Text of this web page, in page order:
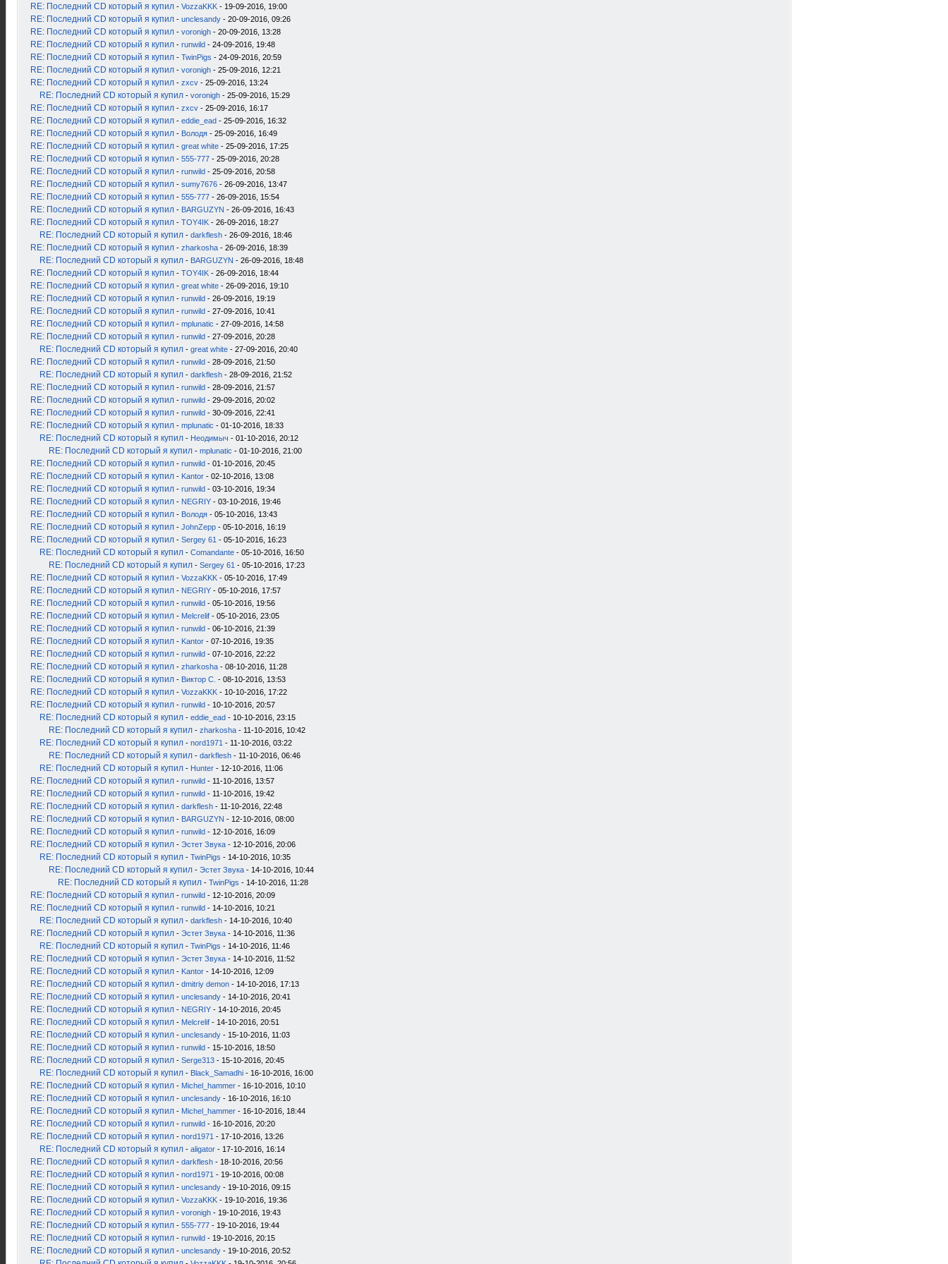
RE: Последний CD который я купил - VozzaKKK - 19-09-2016, 19:00
RE: Последний CD который я купил - unclesandy - 20-09-2016, 09:26
RE: Последний CD который я купил - voronigh - 20-09-2016, 13:28
RE: Последний CD который я купил - runwild - 24-09-2016, 19:48
RE: Последний CD который я купил - TwinPigs - 24-09-2016, 20:59
RE: Последний CD который я купил - voronigh - 25-09-2016, 12:21
RE: Последний CD который я купил - zxcv - 25-09-2016, 13:24
RE: Последний CD который я купил - voronigh - 25-09-2016, 15:29
RE: Последний CD который я купил - zxcv - 25-09-2016, 16:17
RE: Последний CD который я купил - eddie_ead - 25-09-2016, 16:32
RE: Последний CD который я купил - Володя - 25-09-2016, 16:49
RE: Последний CD который я купил - great white - 25-09-2016, 17:25
RE: Последний CD который я купил - 555-777 - 25-09-2016, 20:28
RE: Последний CD который я купил - runwild - 25-09-2016, 20:58
RE: Последний CD который я купил - sumy7676 - 26-09-2016, 13:47
RE: Последний CD который я купил - 555-777 - 26-09-2016, 15:54
RE: Последний CD который я купил - BARGUZYN - 26-09-2016, 16:43
RE: Последний CD который я купил - TOY4IK - 26-09-2016, 18:27
RE: Последний CD который я купил - darkflesh - 26-09-2016, 18:46
RE: Последний CD который я купил - zharkosha - 26-09-2016, 18:39
RE: Последний CD который я купил - BARGUZYN - 26-09-2016, 18:48
RE: Последний CD который я купил - TOY4IK - 26-09-2016, 18:44
RE: Последний CD который я купил - great white - 26-09-2016, 19:10
RE: Последний CD который я купил - runwild - 26-09-2016, 19:19
RE: Последний CD который я купил - runwild - 27-09-2016, 10:41
RE: Последний CD который я купил - mplunatic - 27-09-2016, 14:58
RE: Последний CD который я купил - runwild - 27-09-2016, 20:28
RE: Последний CD который я купил - great white - 27-09-2016, 20:40
RE: Последний CD который я купил - runwild - 28-09-2016, 21:50
RE: Последний CD который я купил - darkflesh - 28-09-2016, 21:52
RE: Последний CD который я купил - runwild - 28-09-2016, 21:57
RE: Последний CD который я купил - runwild - 29-09-2016, 20:02
RE: Последний CD который я купил - runwild - 30-09-2016, 22:41
RE: Последний CD который я купил - mplunatic - 01-10-2016, 18:33
RE: Последний CD который я купил - Неодимыч - 01-10-2016, 20:12
RE: Последний CD который я купил - mplunatic - 01-10-2016, 21:00
RE: Последний CD который я купил - runwild - 01-10-2016, 20:45
RE: Последний CD который я купил - Kantor - 02-10-2016, 13:08
RE: Последний CD который я купил - runwild - 03-10-2016, 19:34
RE: Последний CD который я купил - NEGRIY - 03-10-2016, 19:46
RE: Последний CD который я купил - Володя - 05-10-2016, 13:43
RE: Последний CD который я купил - JohnZepp - 05-10-2016, 16:19
RE: Последний CD который я купил - Sergey 61 - 05-10-2016, 16:23
RE: Последний CD который я купил - Comandante - 05-10-2016, 16:50
RE: Последний CD который я купил - Sergey 61 - 05-10-2016, 17:23
RE: Последний CD который я купил - VozzaKKK - 05-10-2016, 17:49
RE: Последний CD который я купил - NEGRIY - 05-10-2016, 17:57
RE: Последний CD который я купил - runwild - 05-10-2016, 19:56
RE: Последний CD который я купил - Melcrelif - 05-10-2016, 23:05
RE: Последний CD который я купил - runwild - 06-10-2016, 21:39
RE: Последний CD который я купил - Kantor - 07-10-2016, 19:35
RE: Последний CD который я купил - runwild - 07-10-2016, 22:22
RE: Последний CD который я купил - zharkosha - 08-10-2016, 11:28
RE: Последний CD который я купил - Виктор С. - 08-10-2016, 13:53
RE: Последний CD который я купил - VozzaKKK - 10-10-2016, 17:22
RE: Последний CD который я купил - runwild - 10-10-2016, 20:57
RE: Последний CD который я купил - eddie_ead - 10-10-2016, 23:15
RE: Последний CD который я купил - zharkosha - 11-10-2016, 10:42
RE: Последний CD который я купил - nord1971 - 11-10-2016, 03:22
RE: Последний CD который я купил - darkflesh - 11-10-2016, 06:46
RE: Последний CD который я купил - Hunter - 12-10-2016, 11:06
RE: Последний CD который я купил - runwild - 11-10-2016, 13:57
RE: Последний CD который я купил - runwild - 11-10-2016, 19:42
RE: Последний CD который я купил - darkflesh - 11-10-2016, 22:48
RE: Последний CD который я купил - BARGUZYN - 12-10-2016, 08:00
RE: Последний CD который я купил - runwild - 12-10-2016, 16:09
RE: Последний CD который я купил - Эстет Звука - 12-10-2016, 20:06
RE: Последний CD который я купил - TwinPigs - 14-10-2016, 10:35
RE: Последний CD который я купил - Эстет Звука - 14-10-2016, 10:44
RE: Последний CD который я купил - TwinPigs - 14-10-2016, 11:28
RE: Последний CD который я купил - runwild - 12-10-2016, 20:09
RE: Последний CD который я купил - runwild - 14-10-2016, 10:21
RE: Последний CD который я купил - darkflesh - 14-10-2016, 10:40
RE: Последний CD который я купил - Эстет Звука - 14-10-2016, 11:36
RE: Последний CD который я купил - TwinPigs - 14-10-2016, 11:46
RE: Последний CD который я купил - Эстет Звука - 14-10-2016, 11:52
RE: Последний CD который я купил - Kantor - 14-10-2016, 12:09
RE: Последний CD который я купил - dmitriy demon - 14-10-2016, 17:13
RE: Последний CD который я купил - unclesandy - 14-10-2016, 20:41
RE: Последний CD который я купил - NEGRIY - 14-10-2016, 20:45
RE: Последний CD который я купил - Melcrelif - 14-10-2016, 20:51
RE: Последний CD который я купил - unclesandy - 15-10-2016, 11:03
RE: Последний CD который я купил - runwild - 15-10-2016, 18:50
RE: Последний CD который я купил - Serge313 - 15-10-2016, 20:45
RE: Последний CD который я купил - Black_Samadhi - 16-10-2016, 16:00
RE: Последний CD который я купил - Michel_hammer - 16-10-2016, 10:10
RE: Последний CD который я купил - unclesandy - 16-10-2016, 16:10
RE: Последний CD который я купил - Michel_hammer - 16-10-2016, 18:44
RE: Последний CD который я купил - runwild - 16-10-2016, 20:20
RE: Последний CD который я купил - nord1971 - 17-10-2016, 13:26
RE: Последний CD который я купил - aligator - 17-10-2016, 16:14
RE: Последний CD который я купил - darkflesh - 18-10-2016, 20:56
RE: Последний CD который я купил - nord1971 - 19-10-2016, 00:08
RE: Последний CD который я купил - unclesandy - 19-10-2016, 09:15
RE: Последний CD который я купил - VozzaKKK - 19-10-2016, 19:36
RE: Последний CD который я купил - voronigh - 19-10-2016, 19:43
RE: Последний CD который я купил - 555-777 - 19-10-2016, 19:44
RE: Последний CD который я купил - runwild - 19-10-2016, 20:15
RE: Последний CD который я купил - unclesandy - 19-10-2016, 20:52